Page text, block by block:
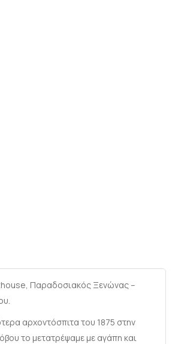
Παραδοσιακός Ξενώνας –
αρχοντόσπιτα του 1875 στην
το μετατρέψαμε με αγάπη και